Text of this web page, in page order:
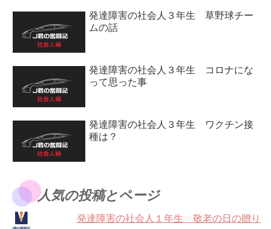
発達障害の社会人３年生 草野球チー
ムの話
発達障害の社会人３年生 コロナにな
って思った事
発達障害の社会人３年生 ワクチン接
種は？
人気の投稿とページ
発達障害の社会人１年生 敬老の日の贈り